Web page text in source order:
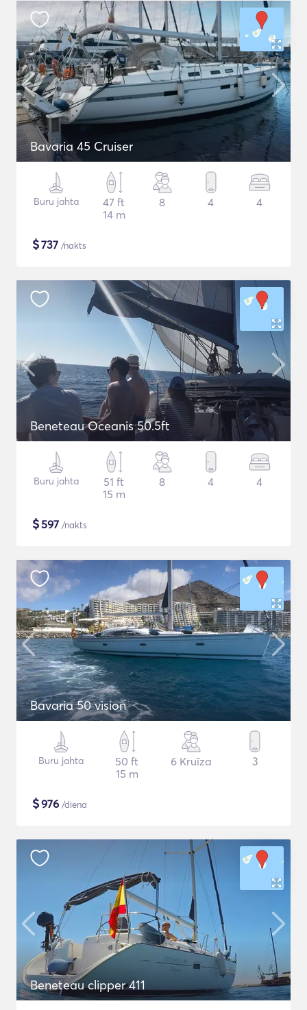
Bavaria 45 Cruiser
Buru jahta
47 ft
14 m
8 4 4
$737 /nakts
Beneteau Oceanis 50.5ft
Buru jahta
51 ft
15 m
8 4 4
$597 /nakts
Bavaria 50 vision
Buru jahta
50 ft
15 m
6 Kruīza 3
$976 /diena
Beneteau clipper 411